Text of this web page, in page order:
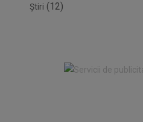
Știri (12)